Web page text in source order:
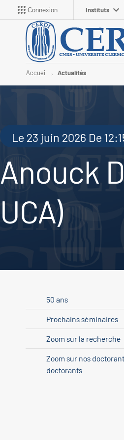
Connexion Instituts
Accueil Actualités
Le 23 juin 2026 De
Anouck
UCA)
50 ans
Prochains séminaires
Zoom sur la recherche
Zoom sur nos
doctorants